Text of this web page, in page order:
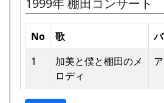
私達メシポンバンドが若い頃連
1999年 棚田コンサート
No 歌
1
加美と僕と棚⽥のメ
ロディ